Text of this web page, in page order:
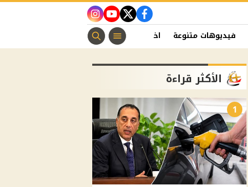
facebook
twitter
youtube
instagram
فيديوهات متنوعة اخبار الفن منوعات مسيحية
الأكثر قراءة
1